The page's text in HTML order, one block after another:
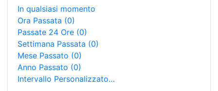
In qualsiasi momento
Ora Passata (0)
Passate 24 Ore (0)
Settimana Passata (0)
Mese Passato (0)
Anno Passato (0)
Intervallo Personalizzato…